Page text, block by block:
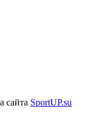
сайта SportUP.su